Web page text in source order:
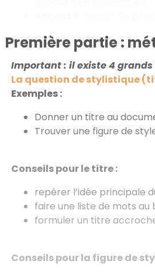
Première partie :
Important : il existe 4 grands
La question de stylistique
Exemples :
Donner un titre au
Trouver une figure de
Conseils pour le titre :
repérer l’idée principale
faire une liste de mots au
formuler un titre
Conseils pour la figure de